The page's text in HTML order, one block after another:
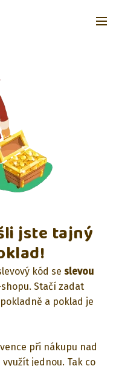
jste tajný
kód se slevou
Stačí zadat
a poklad je
při nákupu nad
jednou. Tak co